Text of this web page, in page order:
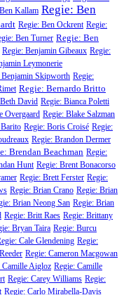
Kallam Regie: Ben
Regie: Ben Ockrent Regie:
Ben Turner Regie: Ben
Regie: Benjamin Gibeaux Regie:
Leymonerie
Benjamin Skipworth Regie:
Regie: Bernardo Britto
David Regie: Bianca Poletti
Overgaard Regie: Blake Salzman
Regie: Boris Croisé Regie:
Regie: Brandon Dermer
Brendan Beachman Regie:
Hunt Regie: Brent Bonacorso
Regie: Brett Ferster Regie:
Regie: Brian Crano Regie: Brian
Brian Neong San Regie: Brian
Regie: Britt Raes Regie: Brittany
Bryan Taira Regie: Burcu
Cale Glendening Regie:
Regie: Cameron Macgowan
Camille Aigloz Regie: Camille
Regie: Carey Williams Regie:
Regie: Carlo Mirabella-Davis